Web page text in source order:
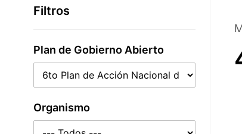
Filtros
Plan de Gobierno Abierto
Organismo